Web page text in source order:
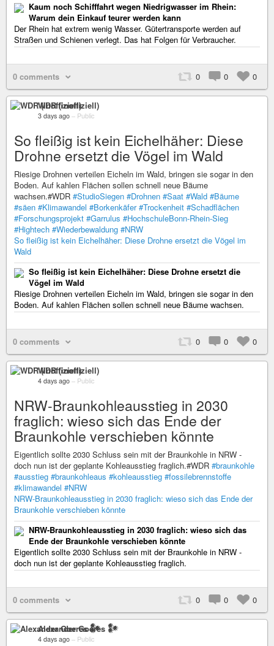
Kaum noch Schifffahrt wegen Niedrigwasser im Rhein:
Warum dein Einkauf teurer werden kann
Der Rhein hat extrem wenig Wasser. Gütertransporte werden auf
Straßen und Schienen verlegt. Das hat Folgen für Verbraucher.
0 comments 0 0 0
WDR (inoffiziell)
3 days ago – Public
So fleißig ist kein Eichelhäher: Diese
Drohne ersetzt die Vögel im Wald
Riesige Drohnen verteilen Eicheln im Wald, bringen sie sogar in den
Boden. Auf kahlen Flächen sollen schnell neue Bäume
wachsen.#WDR #StudioSiegen #Drohnen #Saat #Wald #Bäume
#säen #Klimawandel #Borkenkäfer #Trockenheit #Schadflächen
#Forschungsprojekt #Garrulus #HochschuleBonn-Rhein-Sieg
#Hightech #Wiederbewaldung #NRW
So fleißig ist kein Eichelhäher: Diese Drohne ersetzt die Vögel im
Wald
So fleißig ist kein Eichelhäher: Diese Drohne ersetzt die
Vögel im Wald
Riesige Drohnen verteilen Eicheln im Wald, bringen sie sogar in den
Boden. Auf kahlen Flächen sollen schnell neue Bäume wachsen.
0 comments 0 0 0
WDR (inoffiziell)
4 days ago – Public
NRW-Braunkohleausstieg in 2030
fraglich: wieso sich das Ende der
Braunkohle verschieben könnte
Eigentlich sollte 2030 Schluss sein mit der Braunkohle in NRW -
doch nun ist der geplante Kohleausstieg fraglich.#WDR #braunkohle
#ausstieg #braunkohleaus #kohleausstieg #fossilebrennstoffe
#klimawandel #NRW
NRW-Braunkohleausstieg in 2030 fraglich: wieso sich das Ende der
Braunkohle verschieben könnte
NRW-Braunkohleausstieg in 2030 fraglich: wieso sich das
Ende der Braunkohle verschieben könnte
Eigentlich sollte 2030 Schluss sein mit der Braunkohle in NRW -
doch nun ist der geplante Kohleausstieg fraglich.
0 comments 0 0 0
Alexander Goeres 𒀯
4 days ago – Public